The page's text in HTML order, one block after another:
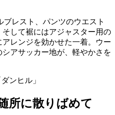
ブレスト、パンツのウエスト
して裾にはアジャスター用の
レンジを効かせた一着。ウー
アサッカー地が、軽やかさを
ダンヒル」
所に散りばめて